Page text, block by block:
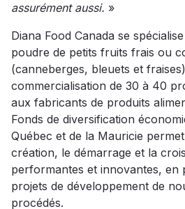
assurément aussi. »
Diana Food Canada se
poudre de petits fruits frais ou
(canneberges, bleuets et
commercialisation de 30 à 40
aux fabricants de produits
Fonds de diversification
Québec et de la Mauricie
création, le démarrage et la
performantes et innovantes, en
projets de développement de
procédés.